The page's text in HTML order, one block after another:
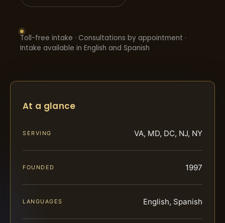
Toll-free intake · Consultations by appointment ·
Intake available in English and Spanish
At a glance
SERVING VA, MD, DC, NJ, NY
FOUNDED 1997
LANGUAGES English, Spanish